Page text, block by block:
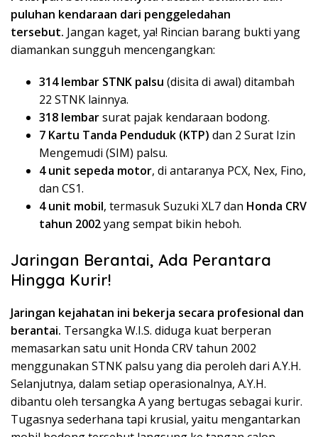
puluhan kendaraan dari penggeledahan
tersebut. Jangan kaget, ya! Rincian barang bukti yang
diamankan sungguh mencengangkan:
314 lembar STNK palsu (disita di awal) ditambah
22 STNK lainnya.
318 lembarsurat pajak kendaraan bodong.
7 Kartu Tanda Penduduk (KTP) dan 2 Surat Izin
Mengemudi (SIM) palsu.
4 unit sepeda motor, di antaranya PCX, Nex, Fino,
dan CS1.
4 unit mobil, termasuk Suzuki XL7 dan Honda CRV
tahun 2002yang sempat bikin heboh.
Jaringan Berantai, Ada Perantara
Hingga Kurir!
Jaringan kejahatan ini bekerja secara profesional dan
berantai. Tersangka W.I.S. diduga kuat berperan
memasarkan satu unit Honda CRV tahun 2002
menggunakan STNK palsu yang dia peroleh dari A.Y.H.
Selanjutnya, dalam setiap operasionalnya, A.Y.H.
dibantu oleh tersangka A yang bertugas sebagai kurir.
Tugasnya sederhana tapi krusial, yaitu mengantarkan